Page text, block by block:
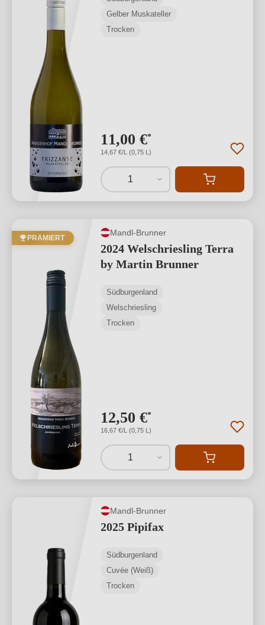
Gelber Muskateller
Trocken
11,00 €*
14,67 €/L (0,75 L)
1
PRÄMIERT
Mandl-Brunner
2024 Welschriesling Terra
by Martin Brunner
Südburgenland
Welschriesling
Trocken
12,50 €*
16,67 €/L (0,75 L)
1
Mandl-Brunner
2025 Pipifax
Südburgenland
Cuvée (Weiß)
Trocken